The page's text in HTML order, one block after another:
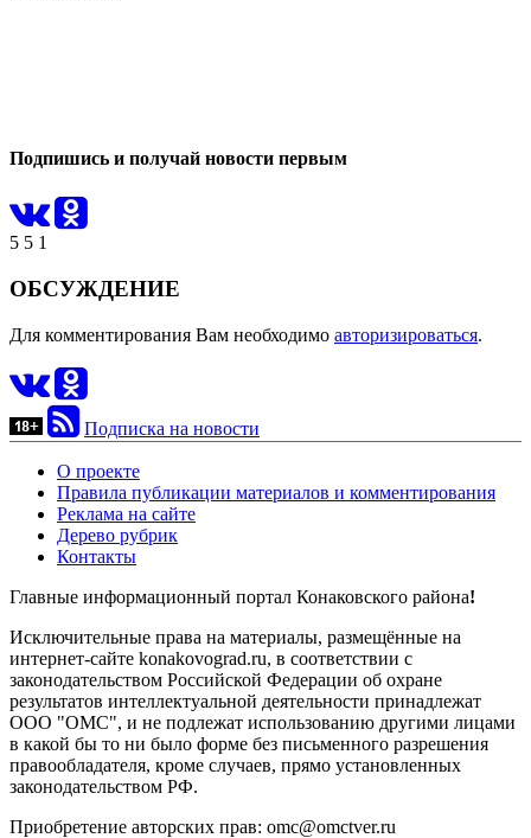
Подпишись и получай новости первым
5 5 1
ОБСУЖДЕНИЕ
Для комментирования Вам необходимо авторизироваться.
Подписка на новости
О проекте
Правила публикации материалов и комментирования
Реклама на сайте
Дерево рубрик
Контакты
Главные информационный портал Конаковского района!
Исключительные права на материалы, размещённые на
интернет-сайте konakovograd.ru, в соответствии с
законодательством Российской Федерации об охране
результатов интеллектуальной деятельности принадлежат
ООО "ОМС", и не подлежат использованию другими лицами
в какой бы то ни было форме без письменного разрешения
правообладателя, кроме случаев, прямо установленных
законодательством РФ.
Приобретение авторских прав: omc@omctver.ru